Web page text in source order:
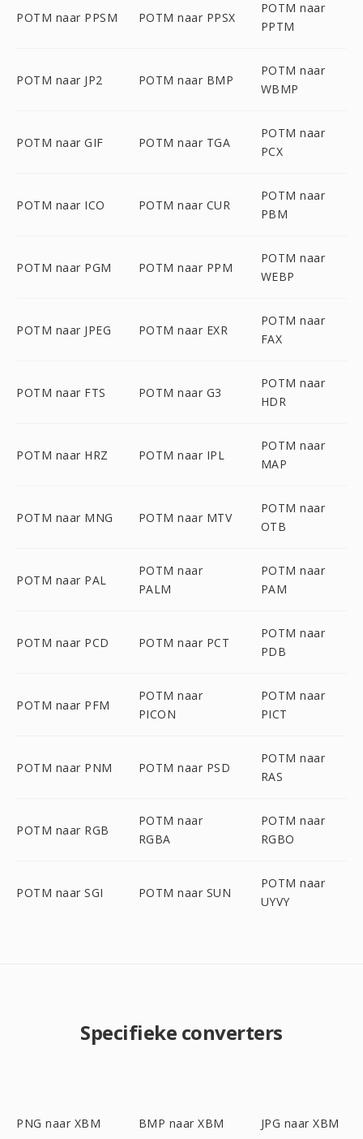
POTM naar PPSM POTM naar PPSX
POTM naar
PPTM
POTM naar JP2 POTM naar BMP
POTM naar
WBMP
POTM naar GIF POTM naar TGA
POTM naar
PCX
POTM naar ICO POTM naar CUR
POTM naar
PBM
POTM naar PGM POTM naar PPM
POTM naar
WEBP
POTM naar JPEG POTM naar EXR
POTM naar
FAX
POTM naar FTS POTM naar G3
POTM naar
HDR
POTM naar HRZ POTM naar IPL
POTM naar
MAP
POTM naar MNG POTM naar MTV
POTM naar
OTB
POTM naar PAL
POTM naar
PALM
POTM naar
PAM
POTM naar PCD POTM naar PCT
POTM naar
PDB
POTM naar PFM
POTM naar
PICON
POTM naar
PICT
POTM naar PNM POTM naar PSD
POTM naar
RAS
POTM naar RGB
POTM naar
RGBA
POTM naar
RGBO
POTM naar SGI POTM naar SUN
POTM naar
UYVY
Specifieke converters
PNG naar XBM BMP naar XBM JPG naar XBM